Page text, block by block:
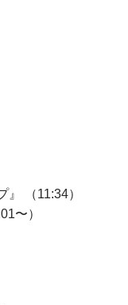
（11:34）
〜）